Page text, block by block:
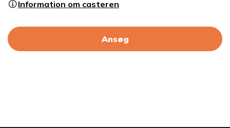
Information om casteren
Ansøg